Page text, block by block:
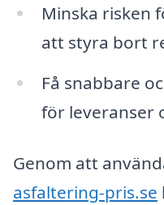
Minska risken
att styra bort
Få snabbare
för leveranser
Genom att
asfaltering-pris.se